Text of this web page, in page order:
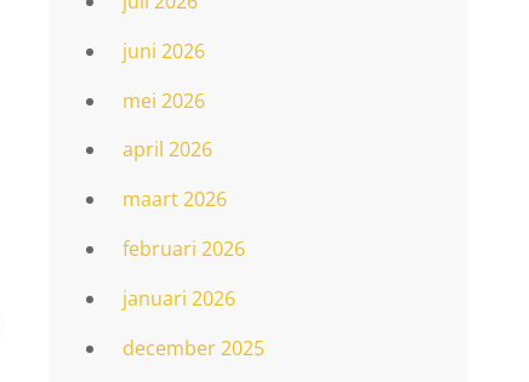
juni 2026
mei 2026
april 2026
maart 2026
februari 2026
januari 2026
december 2025